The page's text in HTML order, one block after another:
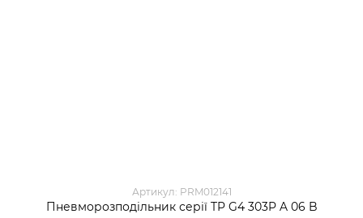
Артикул: PRM012141
Пневморозподільник серії TP G4 303P A 06 B